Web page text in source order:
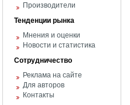
Производители
Тенденции рынка
Мнения и оценки
Новости и статистика
Сотрудничество
Реклама на сайте
Для авторов
Контакты